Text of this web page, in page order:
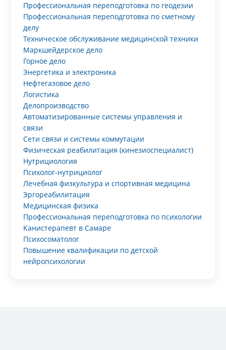
Профессиональная переподготовка по геодезии
Профессиональная переподготовка по сметному
делу
Техническое обслуживание медицинской техники
Маркшейдерское дело
Горное дело
Энергетика и электроника
Нефтегазовое дело
Логистика
Делопроизводство
Автоматизированные системы управления и
связи
Сети связи и системы коммутации
Физическая реабилитация (кинезиоспециалист)
Нутрициология
Психолог-нутрициолог
Лечебная физкультура и спортивная медицина
Эргореабилитация
Медицинская физика
Профессиональная переподготовка по психологии
Канистерапевт в Самаре
Психосоматолог
Повышение квалификации по детской
нейропсихологии